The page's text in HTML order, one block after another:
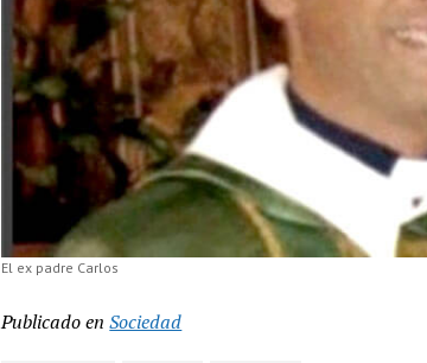
El ex padre Carlos
Publicado en Sociedad